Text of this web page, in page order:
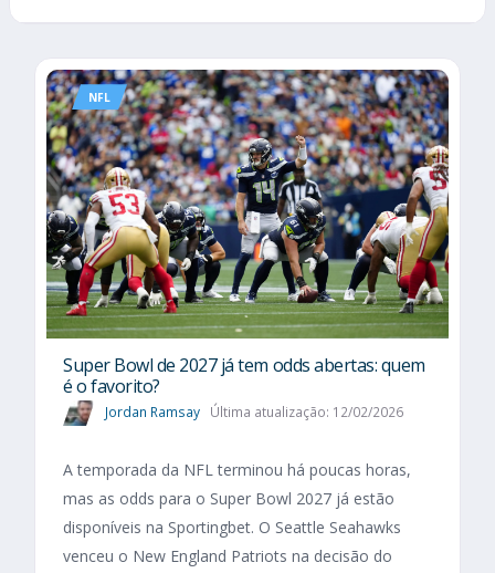
NFL
Super Bowl de 2027 já tem odds abertas: quem
é o favorito?
Jordan Ramsay Última atualização: 12/02/2026
A temporada da NFL terminou há poucas horas,
mas as odds para o Super Bowl 2027 já estão
disponíveis na Sportingbet. O Seattle Seahawks
venceu o New England Patriots na decisão do